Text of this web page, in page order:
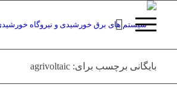
بایگانی برچسب برای: agrivoltaic